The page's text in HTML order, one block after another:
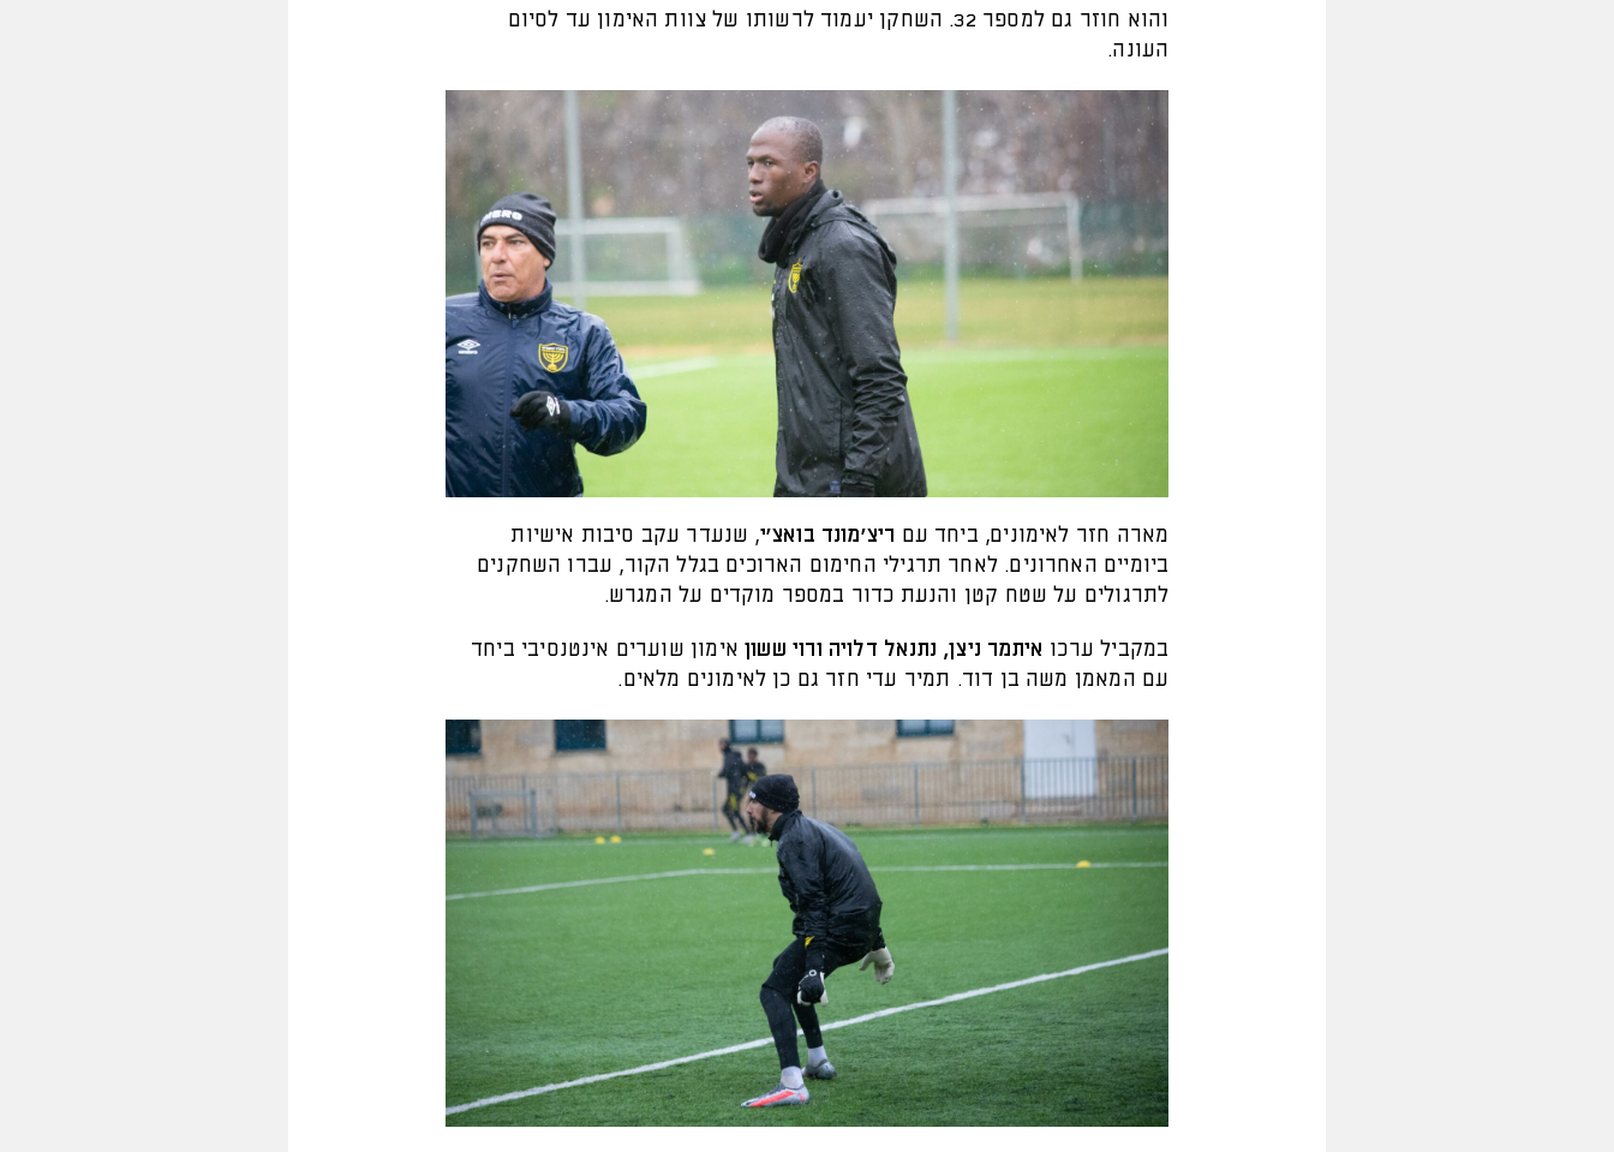
והוא חוזר גם למספר 32. השחקן יעמוד לרשותו של צוות האימון עד לסיום
העונה.
מארה חזר לאימונים, ביחד עם ריצ'מונד בואצ'י, שנעדר עקב סיבות אישיות
ביומיים האחרונים. לאחר תרגילי החימום הארוכים בגלל הקור, עברו השחקנים
לתרגולים על שטח קטן והנעת כדור במספר מוקדים על המגרש.
במקביל ערכו איתמר ניצן, נתנאל דלויה ורוי ששוןאימון שוערים אינטנסיבי ביחד
עם המאמן משה בן דוד. תמיר עדי חזר גם כן לאימונים מלאים.